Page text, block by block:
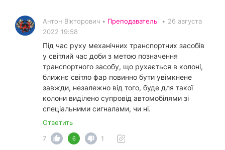
Антон Вікторович • Преподаватель • 26 августа
2022 19:58
Під час руху механічних транспортних засобів
у світлий час доби з метою позначення
транспортного засобу, що рухається в колоні,
ближнє світло фар повинно бути увімкнене
завжди, незалежно від того, буде для такої
колони виділено супровід автомобілями зі
спеціальними сигналами, чи ні.
Ответить
7
6 1